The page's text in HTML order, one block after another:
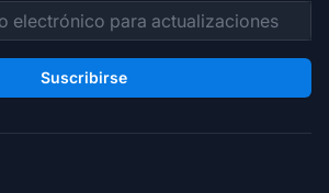
electrónico
Suscribirse